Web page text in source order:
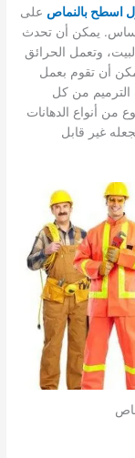
اسطح بالنماص على
يمكن أن تحدث
وتعمل الحرائق
أن تقوم بعمل
الترميم من كل
من أنواع الدهانات
غير قابل